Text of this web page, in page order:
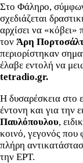
Στο Φάληρο,
σχεδιάζεται
αρχίσει να
τον Άρη
περιορίστηκαν
έλαβε εντολή να
tetradio.gr.
Η δυσαρέσκεια στο
έντονη και για την
Παυλόπουλου,
κοινό, γεγονός που
πλήρη
την ΕΡΤ.